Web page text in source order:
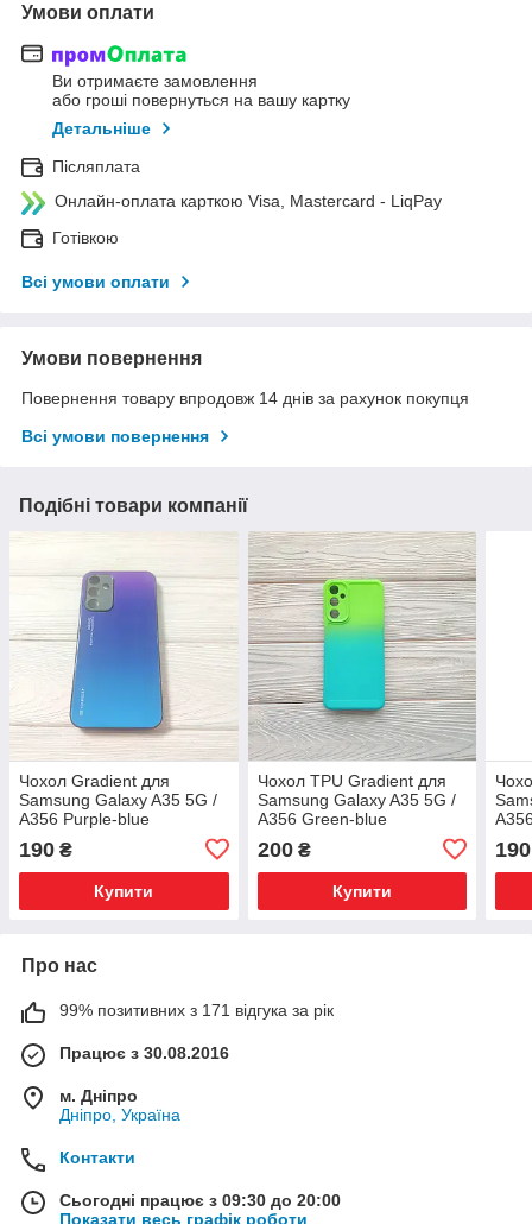
Умови оплати
Ви отримаєте замовлення
або гроші повернуться на вашу картку
Детальніше
Післяплата
Онлайн-оплата карткою Visa, Mastercard - LiqPay
Готівкою
Всі умови оплати
Умови повернення
Повернення товару впродовж 14 днів за рахунок покупця
Всі умови повернення
Подібні товари компанії
Чохол Gradient для
Samsung Galaxy A35 5G /
A356 Purple-blue
190 ₴
Купити
Чохол TPU Gradient для
Samsung Galaxy A35 5G /
A356 Green-blue
200₴
Купити
190
Про нас
99% позитивних з 171 відгука за рік
Працює з 30.08.2016
м. Дніпро
Дніпро, Україна
Контакти
Сьогодні працює з 09:30 до 20:00
Показати весь графік роботи